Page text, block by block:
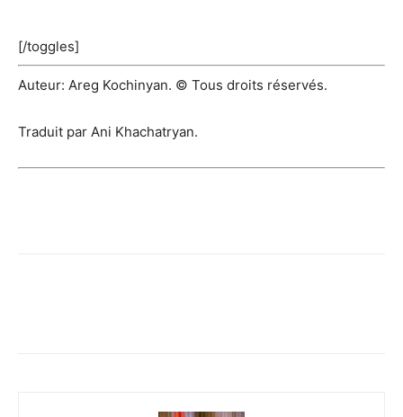
[/toggles]
Auteur: Areg Kochinyan. © Tous droits réservés.
Traduit par Ani Khachatryan.